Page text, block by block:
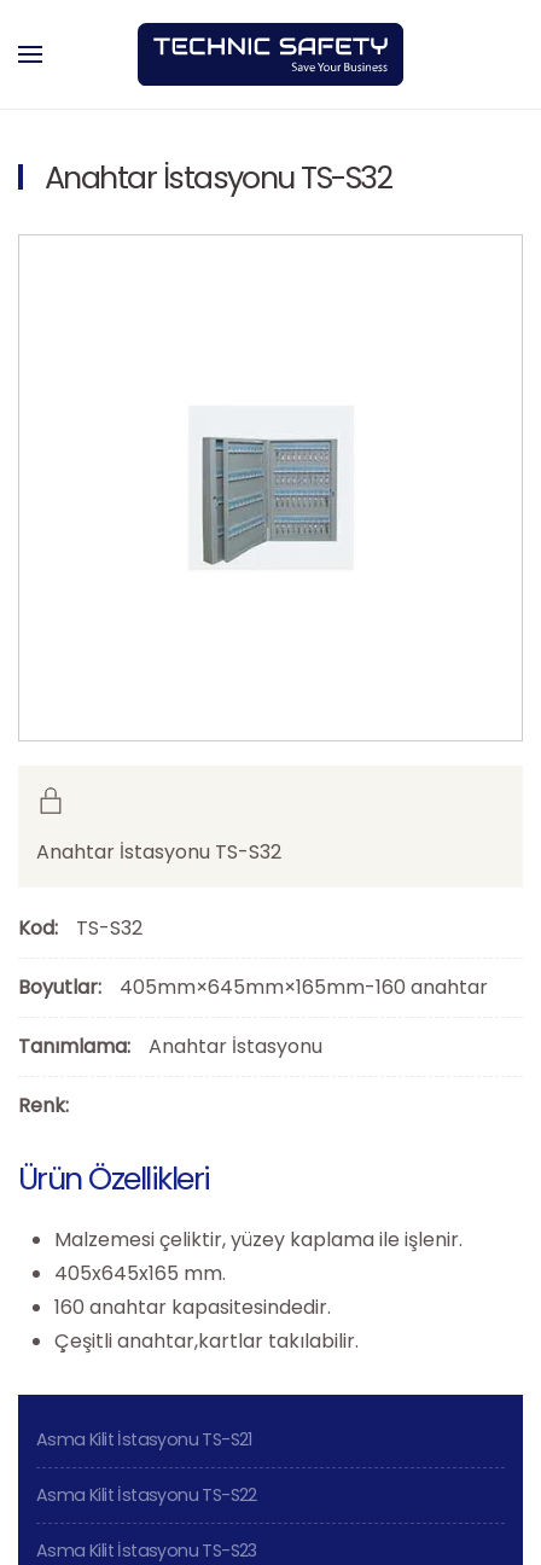
Anahtar İstasyonu TS-S32
Anahtar İstasyonu TS-S32
Kod: TS-S32
Boyutlar: 405mm×645mm×165mm-160 anahtar
Tanımlama: Anahtar İstasyonu
Renk:
Ürün Özellikleri
Malzemesi çeliktir, yüzey kaplama ile işlenir.
405x645x165 mm.
160 anahtar kapasitesindedir.
Çeşitli anahtar,kartlar takılabilir.
Asma Kilit İstasyonu TS-S21
Asma Kilit İstasyonu TS-S22
Asma Kilit İstasyonu TS-S23